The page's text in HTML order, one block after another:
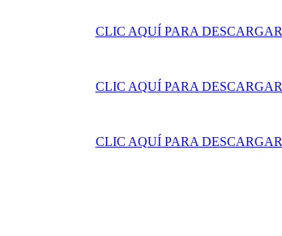
CLIC AQUÍ PARA DESCARGAR
CLIC AQUÍ PARA DESCARGAR
CLIC AQUÍ PARA DESCARGAR